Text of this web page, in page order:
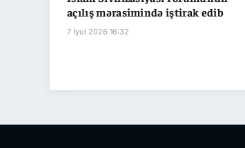
açılış mərasimində iştirak edib
7 İyul 2026 16:32